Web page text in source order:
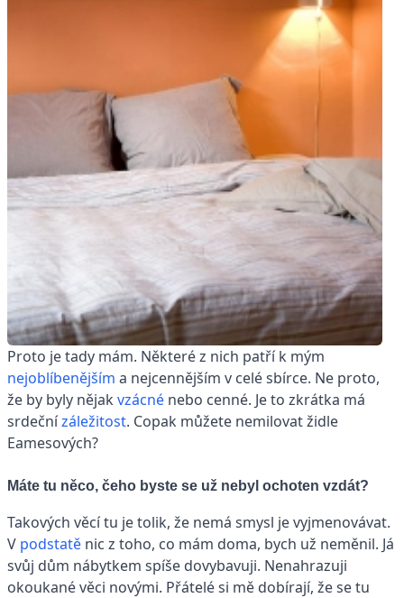
Proto je tady mám. Některé z nich patří k mým
nejoblíbenějším a nejcennějším v celé sbírce. Ne proto,
že by byly nějak vzácné nebo cenné. Je to zkrátka má
srdečnízáležitost. Copak můžete nemilovat židle
Eamesových?
Máte tu něco, čeho byste se už nebyl ochoten vzdát?
Takových věcí tu je tolik, že nemá smysl je vyjmenovávat.
V podstatě nic z toho, co mám doma, bych už neměnil. Já
svůj dům nábytkem spíše dovybavuji. Nenahrazuji
okoukané věci novými. Přátelé si mě dobírají, že se tu